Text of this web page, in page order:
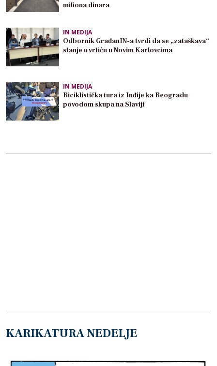
miliona dinara
IN MEDIJA
Odbornik GrađanIN-a tvrdi da se „zataškava“
stanje u vrtiću u Novim Karlovcima
IN MEDIJA
Biciklistička tura iz Inđije ka Beogradu
povodom skupa na Slaviji
KARIKATURA NEDELJE